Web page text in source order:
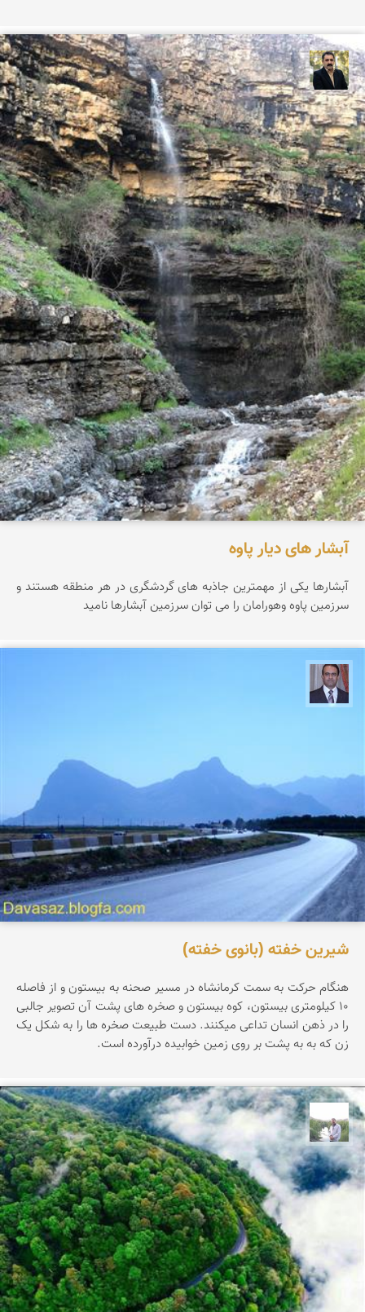
عدنان مرادی
آبشار های دیار پاوه
آبشارها یکی از مهمترین جاذبه های گردشگری در هر منطقه هستند و
سرزمین پاوه وهورامان را می توان سرزمین آبشارها نامید
شیرین خفته (بانوی خفته)
هنگام حرکت به سمت کرمانشاه در مسیر صحنه به بیستون و از فاصله
۱۰ کیلومتری بیستون، کوه بیستون و صخره های پشت آن تصویر جالبی
را در ذهن انسان تداعی میکنند. دست طبیعت صخره ها را به شکل یک
زن که به به پشت بر روی زمین خوابیده درآورده است.
مهرداد زینلیان